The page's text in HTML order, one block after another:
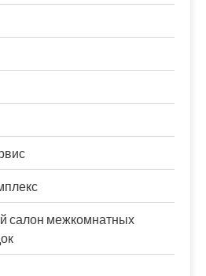
салон межкомнатных